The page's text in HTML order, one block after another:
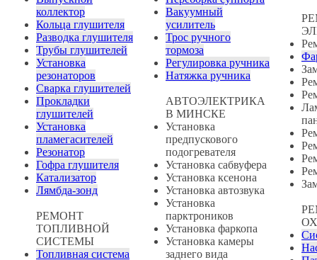
коллектор
Кольца глушителя
Разводка глушителя
Трубы глушителей
Установка
резонаторов
Сварка глушителей
Прокладки
глушителей
Установка
пламегасителей
Резонатор
Гофра глушителя
Катализатор
Лямбда-зонд
РЕМОНТ
ТОПЛИВНОЙ
СИСТЕМЫ
Топливная система
Вакуумный
усилитель
Трос ручного
тормоза
Регулировка ручника
Натяжка ручника
АВТОЭЛЕКТРИКА
В МИНСКЕ
Установка
предпускового
подогревателя
Установка сабвуфера
Установка ксенона
Установка автозвука
Установка
парктроников
Установка фаркопа
Установка камеры
заднего вида